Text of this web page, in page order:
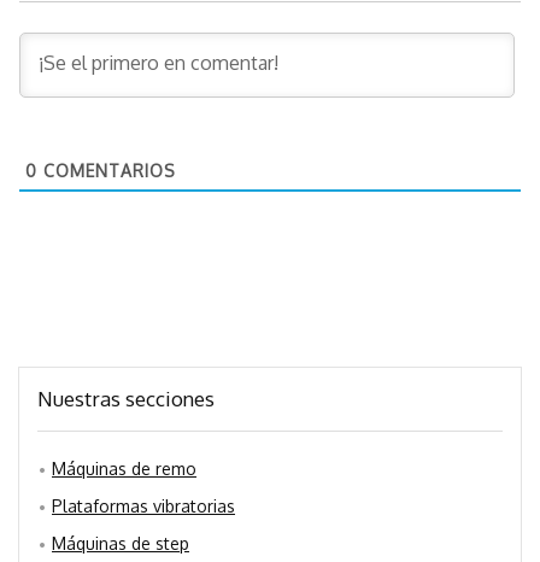
0 COMENTARIOS
Nuestras secciones
Máquinas de remo
Plataformas vibratorias
Máquinas de step